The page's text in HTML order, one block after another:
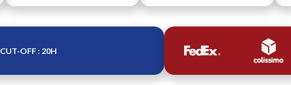
CUT-OFF : 20H